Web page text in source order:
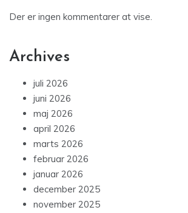
Der er ingen kommentarer at vise.
Archives
juli 2026
juni 2026
maj 2026
april 2026
marts 2026
februar 2026
januar 2026
december 2025
november 2025